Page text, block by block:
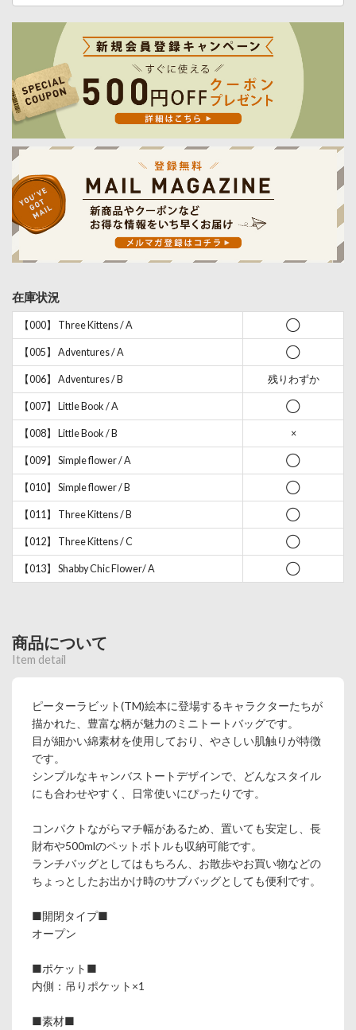
在庫状況
【000】 Three Kittens / A ◯
【005】 Adventures / A ◯
【006】 Adventures / B 残りわずか
【007】 Little Book / A ◯
【008】 Little Book / B ×
【009】 Simple flower / A ◯
【010】 Simple flower / B ◯
【011】 Three Kittens / B ◯
【012】 Three Kittens / C ◯
【013】 Shabby Chic Flower/ A ◯
商品について
Item detail
ピーターラビット(TM)絵本に登場するキャラクターたちが
描かれた、豊富な柄が魅力のミニトートバッグです。
目が細かい綿素材を使用しており、やさしい肌触りが特徴
です。
シンプルなキャンバストートデザインで、どんなスタイル
にも合わせやすく、日常使いにぴったりです。
コンパクトながらマチ幅があるため、置いても安定し、長
財布や500mlのペットボトルも収納可能です。
ランチバッグとしてはもちろん、お散歩やお買い物などの
ちょっとしたお出かけ時のサブバッグとしても便利です。
■開閉タイプ■
オープン
■ポケット■
内側：吊りポケット×1
■素材■